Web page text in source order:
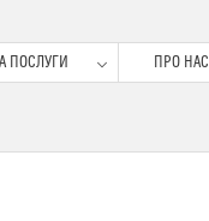
ПОСЛУГИ ПРО НАС